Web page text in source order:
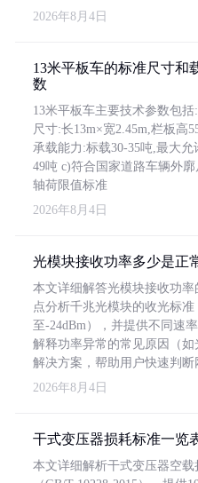
2026年8月4日
13米平板车的标准尺寸和
数
13米平板车主要技术参数包括
尺寸:长13m×宽2.45m,栏板高
承载能力:标载30-35吨,最大允
49吨 c)符合国家道路车辆外廓
轴荷限值标准
2026年8月4日
光模块接收功率多少是正
本文详细解答光模块接收功
点分析千兆光模块的收光标
至-24dBm），并提供不同速
解释功率异常的常见原因（
解决方案，帮助用户快速判断
2026年8月4日
干式变压器损耗标准一览
本文详细解析干式变压器空